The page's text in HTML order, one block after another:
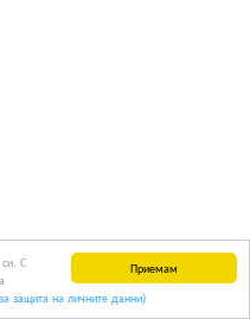
Приемам
си. С
защита на личните данни)